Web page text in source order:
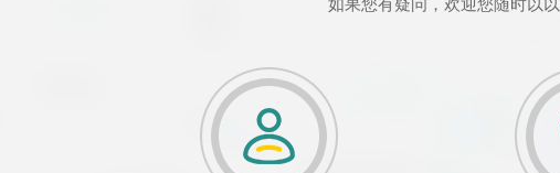
如果您有疑问，欢迎您随时以